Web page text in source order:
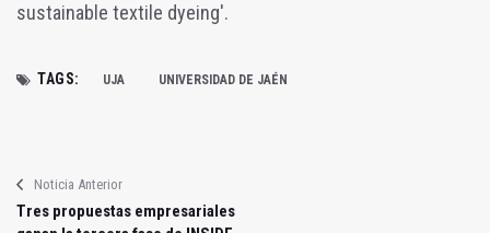
sustainable textile dyeing'.
TAGS: UJA UNIVERSIDAD DE JAÉN
Noticia Anterior
Tres propuestas empresariales